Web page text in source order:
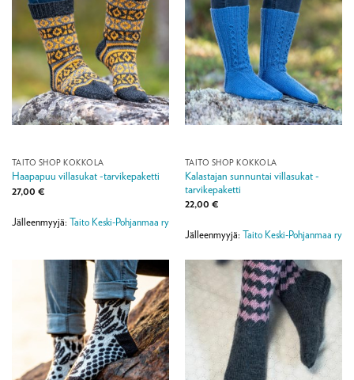
TAITO SHOP KOKKOLA
Haapapuu villasukat -tarvikepaketti
27,00 €
Jälleenmyyjä: Taito Keski-Pohjanmaa ry
TAITO SHOP KOKKOLA
Kalastajan sunnuntai villasukat -
tarvikepaketti
22,00 €
Jälleenmyyjä: Taito Keski-Pohjanmaa ry